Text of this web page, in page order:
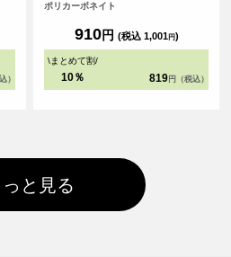
）
ポリカーボネイト
910円 (税込 1,001円)
\まとめて割/
10％ 819 円（税込）
っと見る